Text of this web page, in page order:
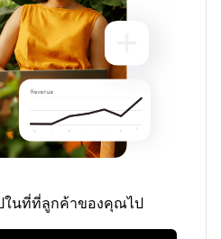
ในที่ที่ลูกค้าของคุณไป